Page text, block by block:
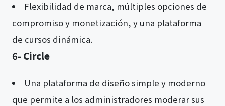
Flexibilidad de marca, múltiples opciones de
compromiso y monetización, y una plataforma
de cursos dinámica.
6- Circle
Una plataforma de diseño simple y moderno
que permite a los administradores moderar sus